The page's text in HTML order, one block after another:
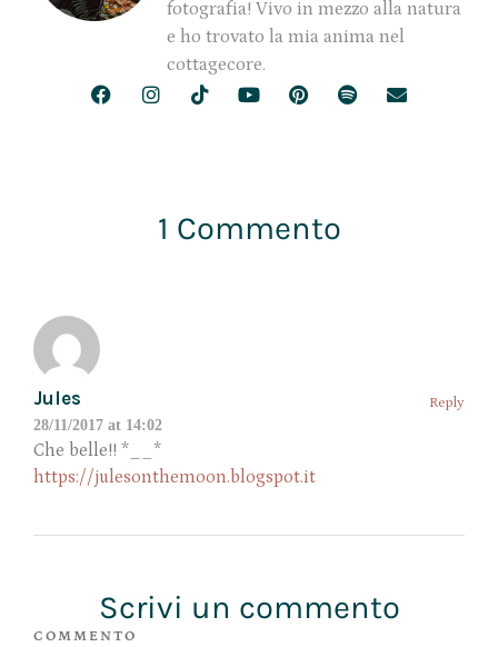
fotografia! Vivo in mezzo alla natura
e ho trovato la mia anima nel
cottagecore.
1 Commento
Jules
28/11/2017 at 14:02
Reply
Che belle!! *__*
https://julesonthemoon.blogspot.it
Scrivi un commento
COMMENTO